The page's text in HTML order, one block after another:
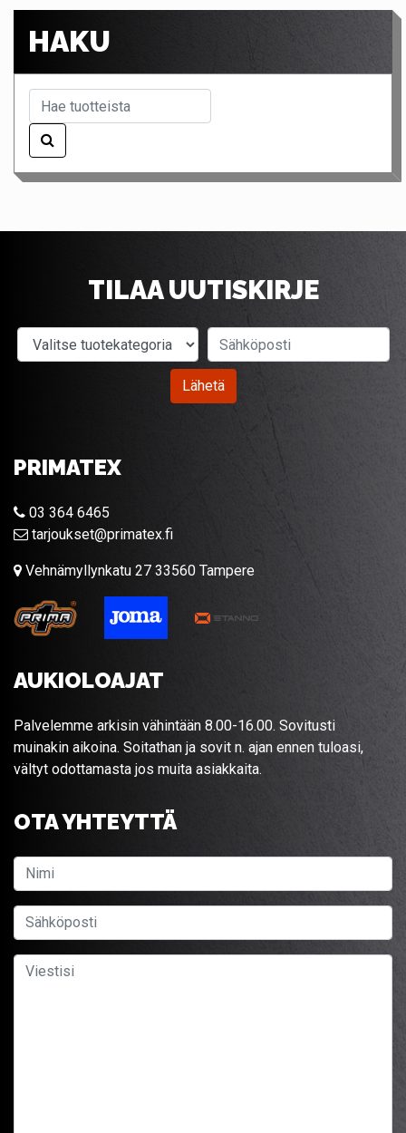
HAKU
TILAA UUTISKIRJE
Valitse tuotekategoria
Lähetä
PRIMATEX
03 364 6465
tarjoukset@primatex.fi
Vehnämyllynkatu 27 33560 Tampere
AUKIOLOAJAT
Palvelemme arkisin vähintään 8.00-16.00. Sovitusti
muinakin aikoina. Soitathan ja sovit n. ajan ennen tuloasi,
vältyt odottamasta jos muita asiakkaita.
OTA YHTEYTTÄ